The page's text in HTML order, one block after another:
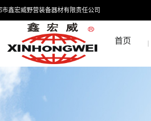
市鑫宏威野营装备器材有限责任公司
首页